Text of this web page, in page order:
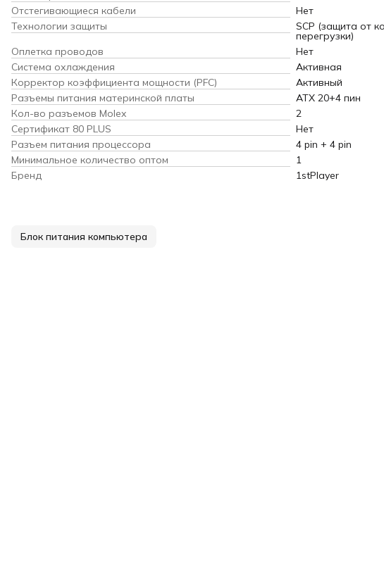
Отстегивающиеся кабели
Нет
Технологии защиты
SCP (защита от
перегрузки)
Оплетка проводов
Нет
Система охлаждения
Активная
Корректор коэффициента мощности (PFC)
Активный
Разъемы питания материнской платы
ATX 20+4 пин
Кол-во разъемов Molex
2
Сертификат 80 PLUS
Нет
Разъем питания процессора
4 pin + 4 pin
Минимальное количество оптом
1
Бренд
1stPlayer
Блок питания компьютера